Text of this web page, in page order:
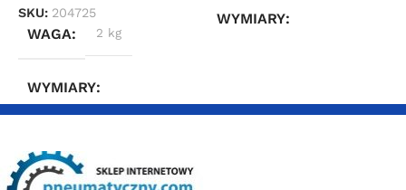
SKU: 204725
WAGA 2 kg
WYMIARY
WYMIARY